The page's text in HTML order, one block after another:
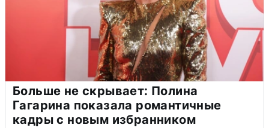
Больше не скрывает: Полина
Гагарина показала романтичные
кадры с новым избранником